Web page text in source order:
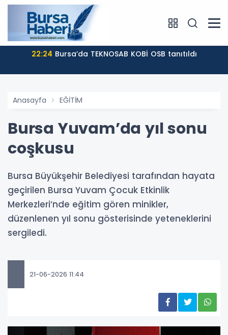
22:24 Bursa’da TEKNOSAB KOBİ OSB tanıtıldı
Anasayfa EĞİTİM
Bursa Yuvam’da yıl sonu
coşkusu
Bursa Büyükşehir Belediyesi tarafından hayata
geçirilen Bursa Yuvam Çocuk Etkinlik
Merkezleri’nde eğitim gören minikler,
düzenlenen yıl sonu gösterisinde yeteneklerini
sergiledi.
21-06-2026 11:44